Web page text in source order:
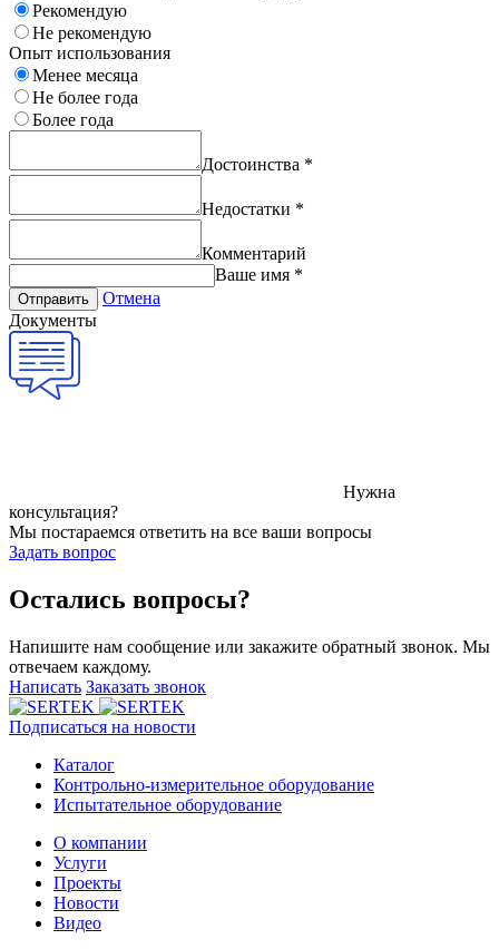
Рекомендую
Не рекомендую
Опыт использования
Менее месяца
Не более года
Более года
Достоинства *
Недостатки *
Комментарий
Ваше имя *
Отправить
Отмена
Документы
Нужна
консультация?
Мы постараемся ответить на все ваши вопросы
Задать вопрос
Остались вопросы?
Напишите нам сообщение или закажите обратный звонок. Мы
отвечаем каждому.
Написать Заказать звонок
Подписаться на новости
Каталог
Контрольно-измерительное оборудование
Испытательное оборудование
О компании
Услуги
Проекты
Новости
Видео